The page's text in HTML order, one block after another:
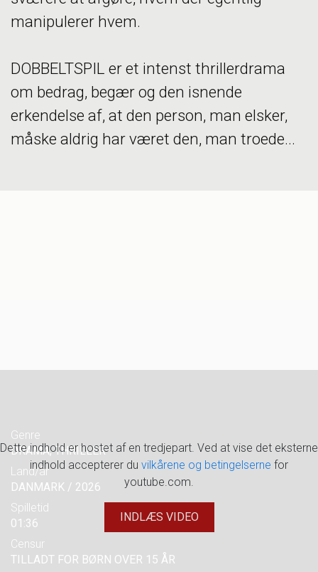
manipulerer hvem.
DOBBELTSPIL er et intenst thrillerdrama
om bedrag, begær og den isnende
erkendelse af, at den person, man elsker,
måske aldrig har været den, man troede...
Dette indhold er hostet af en tredjepart. Ved at vise det eksterne
indhold accepterer du vilkårene og betingelserne for
youtube.com.
INDLÆS VIDEO
Genre
DRAMA, THRILLER
Land/år
DANMARK / 2026
Spilletid
01:36
Censur
TILLADT FOR BØRN OVER 15 ÅR